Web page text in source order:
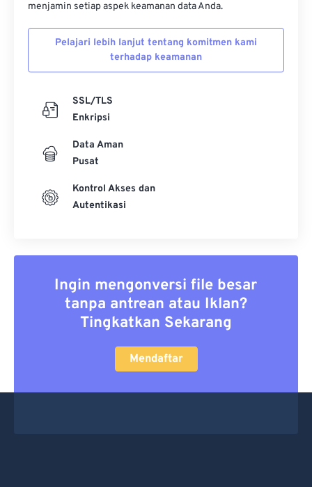
menjamin setiap aspek keamanan data Anda.
Pelajari lebih lanjut tentang komitmen kami
terhadap keamanan
SSL/TLS
Enkripsi
Data Aman
Pusat
Kontrol Akses dan
Autentikasi
Ingin mengonversi file besar
tanpa antrean atau Iklan?
Tingkatkan Sekarang
Mendaftar